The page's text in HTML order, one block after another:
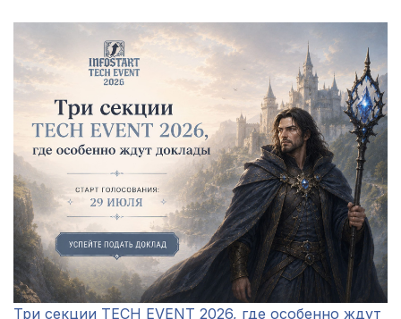
Три секции TECH EVENT 2026, где особенно ждут